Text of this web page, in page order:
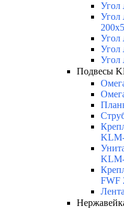
Угол
Угол
Угол
Угол
Угол
Подвесы
FWF